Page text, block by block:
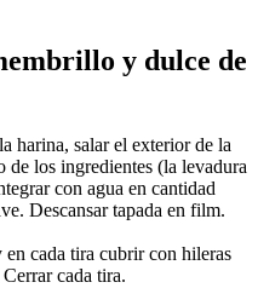
y dulce de
harina, salar el exterior de la
de los ingredientes (la levadura
con agua en cantidad
Descansar tapada en film.
cada tira cubrir con hileras
cada tira.